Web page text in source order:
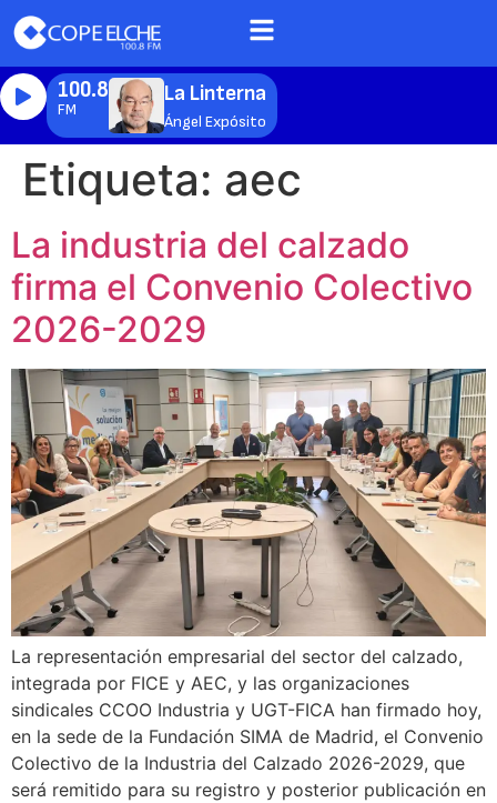
100.8
FM
La Linterna
Ángel Expósito
Etiqueta: aec
La industria del calzado
firma el Convenio Colectivo
2026-2029
La representación empresarial del sector del calzado,
integrada por FICE y AEC, y las organizaciones
sindicales CCOO Industria y UGT-FICA han firmado hoy,
en la sede de la Fundación SIMA de Madrid, el Convenio
Colectivo de la Industria del Calzado 2026-2029, que
será remitido para su registro y posterior publicación en